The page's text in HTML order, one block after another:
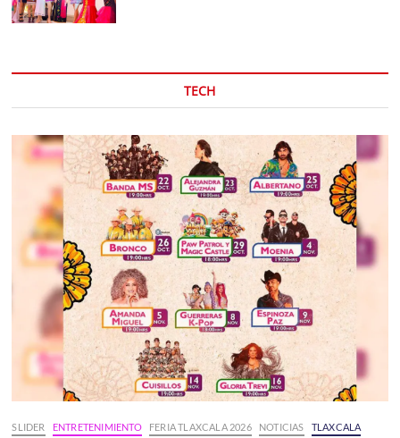
TECH
SLIDER ENTRETENIMIENTO FERIA TLAXCALA 2026 NOTICIAS TLAXCALA